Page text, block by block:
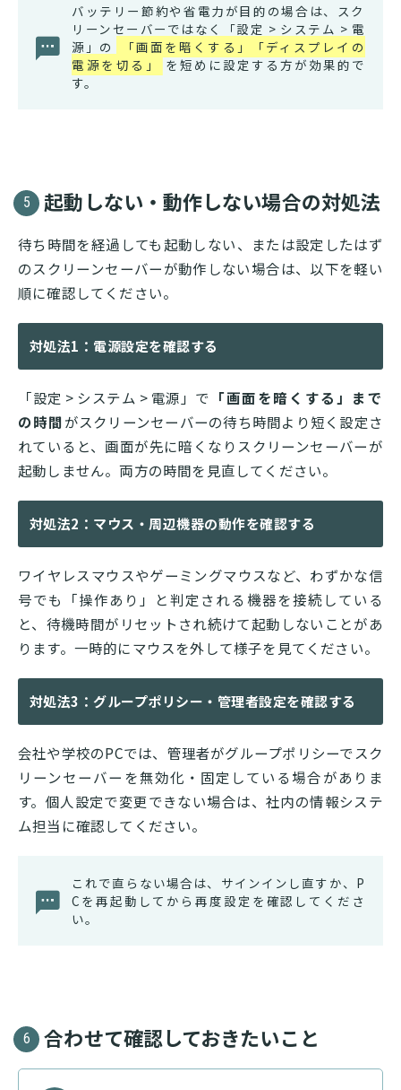
バッテリー節約や省電力が目的の場合は、スク
リーンセーバーではなく「設定 > システム > 電
源」の
「画面を暗くする」「ディスプレイの
電源を切る」
を短めに設定する方が効果的で
す。
5 起動しない・動作しない場合の対処法
待ち時間を経過しても起動しない、または設定したはず
のスクリーンセーバーが動作しない場合は、以下を軽い
順に確認してください。
対処法1：電源設定を確認する
「設定 > システム > 電源」で 「画面を暗くする」まで
の時間がスクリーンセーバーの待ち時間より短く設定さ
れていると、画面が先に暗くなりスクリーンセーバーが
起動しません。両方の時間を見直してください。
対処法2：マウス・周辺機器の動作を確認する
ワイヤレスマウスやゲーミングマウスなど、わずかな信
号でも「操作あり」と判定される機器を接続している
と、待機時間がリセットされ続けて起動しないことがあ
ります。一時的にマウスを外して様子を見てください。
対処法3：グループポリシー・管理者設定を確認する
会社や学校のPCでは、管理者がグループポリシーでスク
リーンセーバーを無効化・固定している場合がありま
す。個人設定で変更できない場合は、社内の情報システ
ム担当に確認してください。
これで直らない場合は、サインインし直すか、P
Cを再起動してから再度設定を確認してくださ
い。
6 合わせて確認しておきたいこと